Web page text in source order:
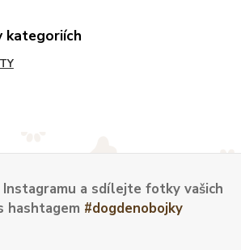
kategoriích
a sdílejte fotky vašich
hashtagem #dogdenobojky